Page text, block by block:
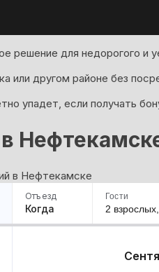
решение для недорогого и
или другом районе без
упадет, если получать
в Нефтекамске
Отъезд
Когда
Гости
2 взрослых,